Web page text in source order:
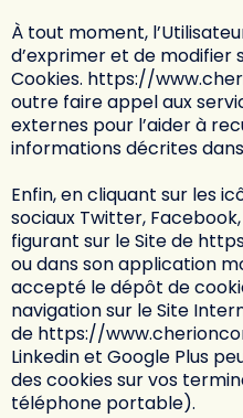
À tout moment,
d’exprimer et de modifier
Cookies. https://
outre faire appel aux
externes pour l’aider à
informations décrites
Enfin, en cliquant sur les
sociaux Twitter,
figurant sur le Site de
ou dans son application
accepté le dépôt de
navigation sur le Site
de https://
Linkedin et Google Plus
des cookies sur vos
téléphone portable).